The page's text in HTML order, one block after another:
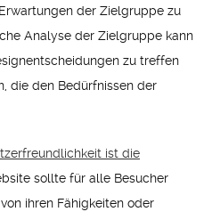
der Zielgruppe zu
Analyse der Zielgruppe kann
zu treffen
die den Bedürfnissen der
ist die
sollte für alle Besucher
ihren Fähigkeiten oder